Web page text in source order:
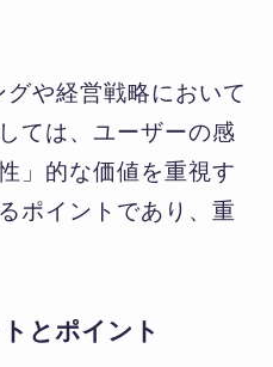
や経営戦略において
ては、ユーザーの感
」的な価値を重視す
ポイントであり、重
とポイント